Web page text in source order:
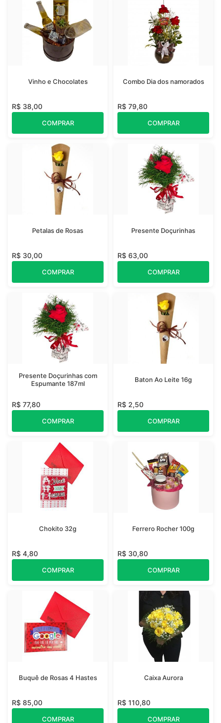
Vinho e Chocolates
R$ 38,00
COMPRAR
Combo Dia dos namorados
R$ 79,80
COMPRAR
Petalas de Rosas
R$ 30,00
COMPRAR
Presente Doçurinhas
R$ 63,00
COMPRAR
Presente Doçurinhas com
Espumante 187ml
R$ 77,80
COMPRAR
Baton Ao Leite 16g
R$ 2,50
COMPRAR
Chokito 32g
R$ 4,80
COMPRAR
Ferrero Rocher 100g
R$ 30,80
COMPRAR
Buquê de Rosas 4 Hastes
R$ 85,00
COMPRAR
Caixa Aurora
R$ 110,80
COMPRAR